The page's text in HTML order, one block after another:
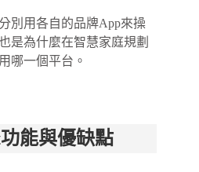
別用各自的品牌App來操
是為什麼在智慧家庭規劃
哪一個平台。
功能與優缺點